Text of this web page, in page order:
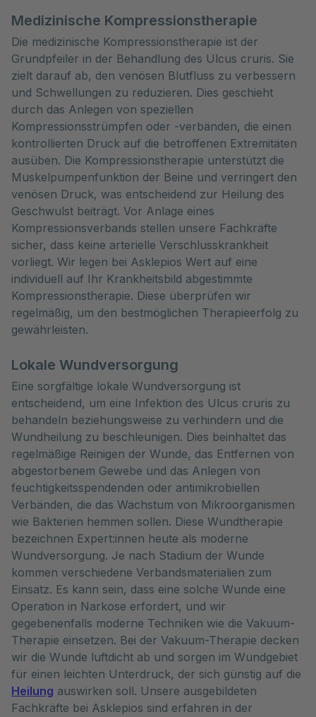
Medizinische Kompressionstherapie
Die medizinische Kompressionstherapie ist der
Grundpfeiler in der Behandlung des Ulcus cruris. Sie
zielt darauf ab, den venösen Blutfluss zu verbessern
und Schwellungen zu reduzieren. Dies geschieht
durch das Anlegen von speziellen
Kompressionsstrümpfen oder -verbänden, die einen
kontrollierten Druck auf die betroffenen Extremitäten
ausüben. Die Kompressionstherapie unterstützt die
Muskelpumpenfunktion der Beine und verringert den
venösen Druck, was entscheidend zur Heilung des
Geschwulst beiträgt. Vor Anlage eines
Kompressionsverbands stellen unsere Fachkräfte
sicher, dass keine arterielle Verschlusskrankheit
vorliegt. Wir legen bei Asklepios Wert auf eine
individuell auf Ihr Krankheitsbild abgestimmte
Kompressionstherapie. Diese überprüfen wir
regelmäßig, um den bestmöglichen Therapieerfolg zu
gewährleisten.
Lokale Wundversorgung
Eine sorgfältige lokale Wundversorgung ist
entscheidend, um eine Infektion des Ulcus cruris zu
behandeln beziehungsweise zu verhindern und die
Wundheilung zu beschleunigen. Dies beinhaltet das
regelmäßige Reinigen der Wunde, das Entfernen von
abgestorbenem Gewebe und das Anlegen von
feuchtigkeitsspendenden oder antimikrobiellen
Verbänden, die das Wachstum von Mikroorganismen
wie Bakterien hemmen sollen. Diese Wundtherapie
bezeichnen Expert:innen heute als moderne
Wundversorgung. Je nach Stadium der Wunde
kommen verschiedene Verbandsmaterialien zum
Einsatz. Es kann sein, dass eine solche Wunde eine
Operation in Narkose erfordert, und wir
gegebenenfalls moderne Techniken wie die Vakuum-
Therapie einsetzen. Bei der Vakuum-Therapie decken
wir die Wunde luftdicht ab und sorgen im Wundgebiet
für einen leichten Unterdruck, der sich günstig auf die
Heilung auswirken soll. Unsere ausgebildeten
Fachkräfte bei Asklepios sind erfahren in der